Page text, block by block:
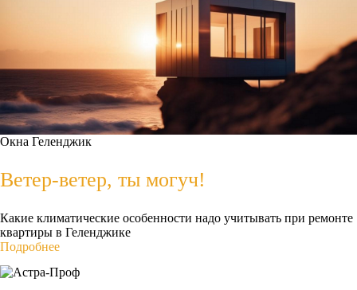
Окна Геленджик
Ветер-ветер, ты могуч!
Какие климатические особенности надо учитывать при ремонте
квартиры в Геленджике
Подробнее